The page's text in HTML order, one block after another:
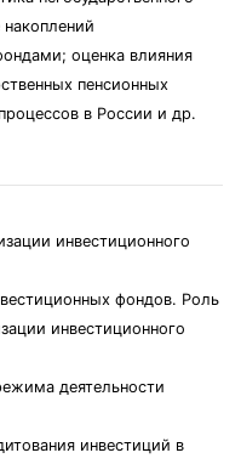
оценка влияния
пенсионных
в России и др.
инвестиционного
фондов. Роль
инвестиционного
деятельности
инвестиций в